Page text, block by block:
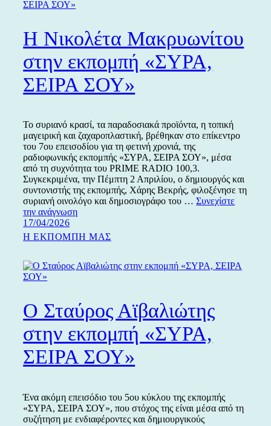
προσκεκλημένη
την
Ιωάννα
Σταύρου
Η Νικολέτα Μακρυωνίτου
στην εκπομπή «ΣΥΡΑ,
ΣΕΙΡΑ ΣΟΥ»
Το συριανό κρασί, τα παραδοσιακά προϊόντα, η τοπική
μαγειρική και ζαχαροπλαστική, βρέθηκαν στο επίκεντρο
του 7ου επεισοδίου για τη φετινή χρονιά, της
ραδιοφωνικής εκπομπής «ΣΥΡΑ, ΣΕΙΡΑ ΣΟΥ», μέσα
από τη συχνότητα του PRIME RADIO 100,3.
Συγκεκριμένα, την Πέμπτη 2 Απριλίου, ο δημιουργός και
συντονιστής της εκπομπής, Χάρης Βεκρής, φιλοξένησε τη
συριανή οινολόγο και δημοσιογράφο του …Συνεχίστε
την ανάγνωσηΗ
Μακρυωνίτου
στην
«ΣΥΡΑ,
Δημοσιεύτηκε
την
17/04/2026
Κατηγορίες
Η ΕΚΠΟΜΠΗ ΜΑΣ
Ο Σταύρος Αϊβαλιώτης
στην εκπομπή «ΣΥΡΑ,
ΣΕΙΡΑ ΣΟΥ»
Ένα ακόμη επεισόδιο του 5ου κύκλου της εκπομπής
«ΣΥΡΑ, ΣΕΙΡΑ ΣΟΥ», που στόχος της είναι μέσα από τη
συζήτηση με ενδιαφέροντες και δημιουργικούς